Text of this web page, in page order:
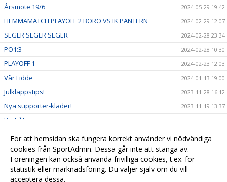
Årsmöte 19/6 2024-05-29 19:42
HEMMAMATCH PLAYOFF 2 BORO VS IK PANTERN 2024-02-29 12:07
SEGER SEGER SEGER 2024-02-28 23:34
PO1:3 2024-02-28 10:30
PLAYOFF 1 2024-02-23 12:03
Vår Fidde 2024-01-13 19:00
Julklappstips! 2023-11-28 16:12
Nya supporter-kläder! 2023-11-19 13:37
Karl-Åke
Bengtssons inställt 2023-10-28 14:29
Nytt digitalt biljettsystem 2023-10-12 09:42
Välkommen till vår hemsida! 2023-10-12 09:18
För att hemsidan ska fungera korrekt använder vi nödvändiga
cookies från SportAdmin. Dessa går inte att stänga av.
Föreningen kan också använda frivilliga cookies, t.ex. för
statistik eller marknadsföring. Du väljer själv om du vill
acceptera dessa.